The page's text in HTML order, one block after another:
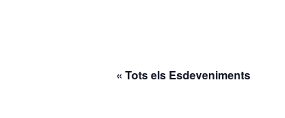
« Tots els Esdeveniments